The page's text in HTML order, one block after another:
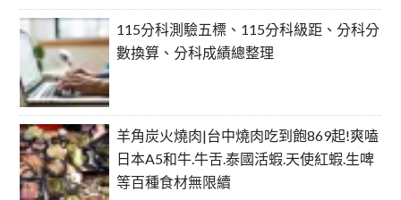
115分科測驗五標、115分科級距、分科分
數換算、分科成績總整理
羊角炭火燒肉|台中燒肉吃到飽869起!爽嗑
日本A5和牛.牛舌.泰國活蝦.天使紅蝦.生啤
等百種食材無限續